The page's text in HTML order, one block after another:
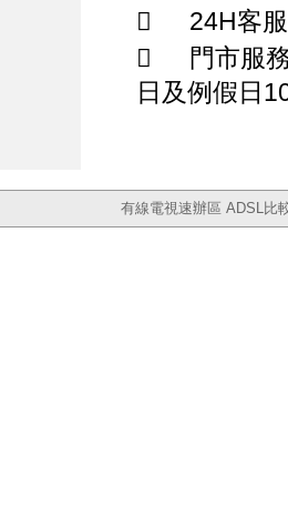

24H客

門市服
日及例假日
有線電視速辦區 ADSL比